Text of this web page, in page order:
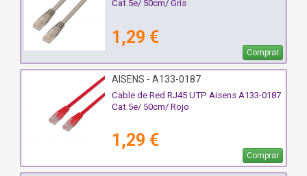
Cat.5e/ 50cm/ Gris
1,29 €
Comprar
AISENS - A133-0187
Cable de Red RJ45 UTP Aisens A133-0187
Cat.5e/ 50cm/ Rojo
1,29 €
Comprar